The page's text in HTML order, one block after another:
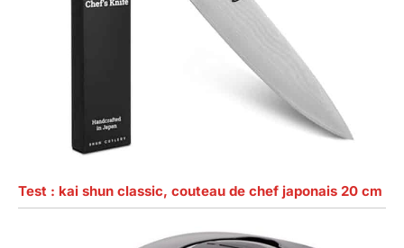
Test : kai shun classic, couteau de chef japonais 20 cm